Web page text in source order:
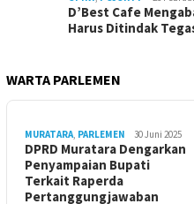
D’Best Cafe
Harus Ditindak
WARTA PARLEMEN
MURATARA, PARLEMEN 30 Juni 2025
DPRD Muratara Dengarkan
Penyampaian Bupati
Terkait Raperda
Pertanggungjawaban